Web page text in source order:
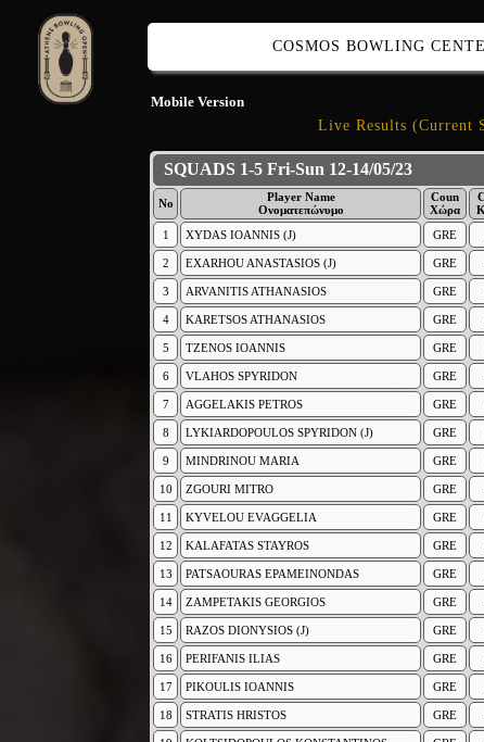
COSMOS BOWLING
Mobile Version
Live Results (Current
SQUADS 1-5 Fri-Sun 12-14/05/23
No
Player Name
Ονοματεπώνυμο
Coun
Χώρα
1
XYDAS IOANNIS (J) GRE
2 EXARHOU ANASTASIOS (J) GRE
3 ARVANITIS ATHANASIOS GRE
4 KARETSOS ATHANASIOS GRE
5 TZENOS IOANNIS GRE
6 VLAHOS SPYRIDON GRE
7 AGGELAKIS PETROS GRE
8 LYKIARDOPOULOS SPYRIDON (J) GRE
9 MINDRINOU MARIA GRE
10 ZGOURI MITRO GRE
11 KYVELOU EVAGGELIA GRE
12 KALAFATAS STAYROS GRE
13 PATSAOURAS EPAMEINONDAS GRE
14 ZAMPETAKIS GEORGIOS GRE
15 RAZOS DIONYSIOS (J) GRE
16 PERIFANIS ILIAS GRE
17 PIKOULIS IOANNIS GRE
18 STRATIS HRISTOS GRE